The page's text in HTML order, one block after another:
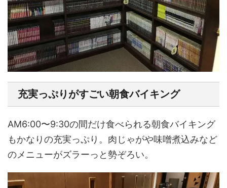
充実っぷりがすごい朝食バイキング
AM6:00〜9:30の間だけ食べられる朝食バイキング
もかなりの充実っぷり。肉じゃがや味噌煮込みなど
のメニューがズラーっと勢ぞろい。